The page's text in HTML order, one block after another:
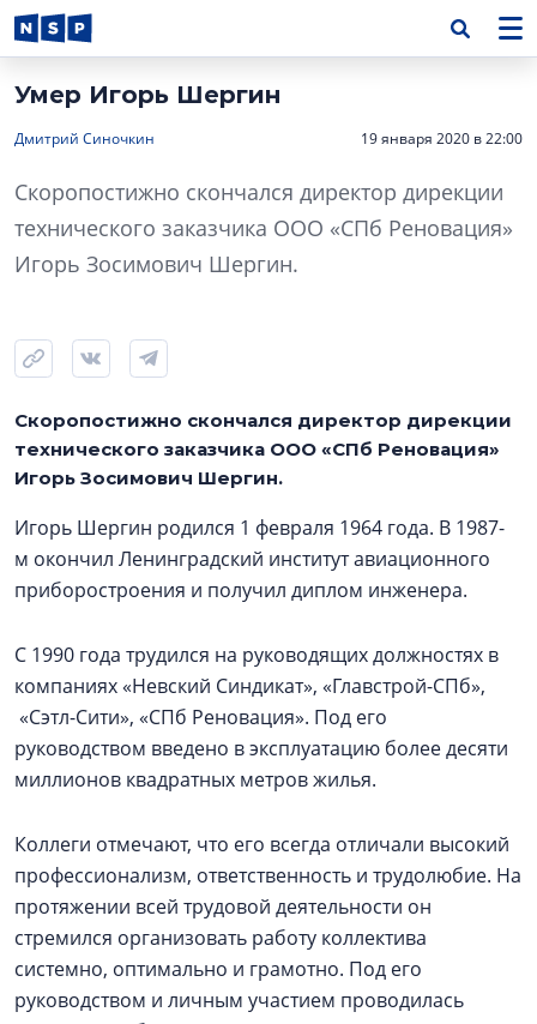
Умер Игорь Шергин
Дмитрий Синочкин 19 января 2020 в 22:00
Скоропостижно скончался директор дирекции
технического заказчика ООО «СПб Реновация»
Игорь Зосимович Шергин.
Скоропостижно скончался директор дирекции
технического заказчика ООО «СПб Реновация»
Игорь Зосимович Шергин.
Игорь Шергин родился 1 февраля 1964 года. В 1987-
м окончил Ленинградский институт авиационного
приборостроения и получил диплом инженера.
С 1990 года трудился на руководящих должностях в
компаниях «Невский Синдикат», «Главстрой-СПб»,
«Сэтл-Сити», «СПб Реновация». Под его
руководством введено в эксплуатацию более десяти
миллионов квадратных метров жилья.
Коллеги отмечают, что его всегда отличали высокий
профессионализм, ответственность и трудолюбие. На
протяжении всей трудовой деятельности он
стремился организовать работу коллектива
системно, оптимально и грамотно. Под его
руководством и личным участием проводилась